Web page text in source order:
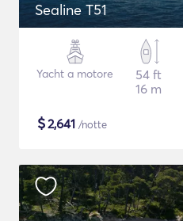
Sealine T51
Yacht a motore
54 ft
16 m
$2,641 /notte